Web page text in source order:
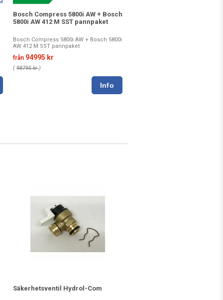
Bosch Compress 5800i AW + Bosch
5800i AW 412 M SST pannpaket
Bosch Compress 5800i AW + Bosch 5800i
AW 412 M SST pannpaket
från 94995 kr
( 98795 kr)
Säkerhetsventil Hydrol-Com